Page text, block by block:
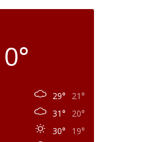
0°
29°
21°
31°
20°
30°
19°